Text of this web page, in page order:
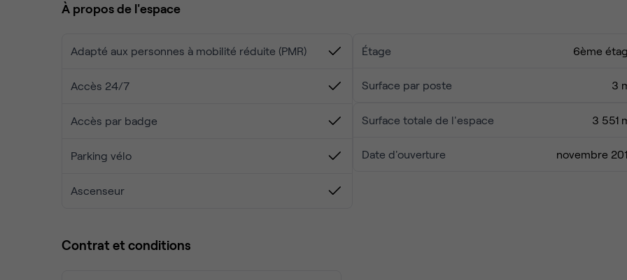
communauté d'entrepreneurs et de professionnels qui partagent cet espace enrichit l'expérience, faisant de ce
À propos de l'espace
Adapté aux personnes à mobilité réduite (PMR)
Accès 24/7
Accès par badge
Parking vélo
Ascenseur
Étage 6ème
Surface par poste 3
Surface totale de l'espace 3 551
Date d'ouverture novembre
Contrat et conditions